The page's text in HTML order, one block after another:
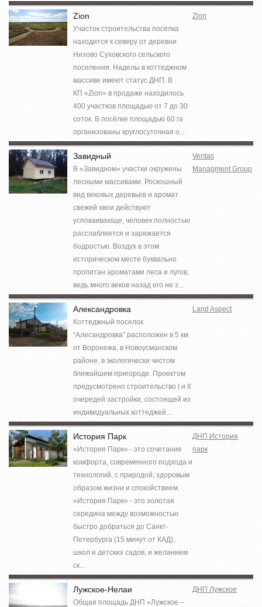
Zion
Участок строительства посёлка
находится к северу от деревни
Низово Суховского сельского
поселения. Наделы в коттеджном
массиве имеют статус ДНП. В
КП «Zion» в продаже находилось
400 участков площадью от 7 до 30
соток. В посёлке площадью 60 га
организованы круглосуточная о...
Zion
Завидный
В «Завидном» участки окружены
лесными массивами. Роскошный
вид вековых деревьев и аромат
свежей хвои действуют
успокаивающе, человек полностью
расслабляется и заряжается
бодростью. Воздух в этом
историческом месте буквально
пропитан ароматами леса и лугов,
ведь много веков назад его не з...
Veritas
Managment Group
Александровка
Коттеджный поселок
“Алесандровка” расположен в 5 км
от Воронежа, в Новоусманском
районе, в экологически чистом
ближайшем пригороде. Проектом
предусмотрено строительство I и II
очередей застройки, состоящей из
индивидуальных коттеджей....
Land Aspect
История Парк
«История Парк» - это сочетание
комфорта, современного подхода и
технологий, с природой, здоровым
образом жизни и спокойствием.
«История Парк» - это золотая
середина между возможностью
быстро добраться до Санкт-
Петербурга (15 минут от КАД),
школ и детских садов, и желанием
ск...
ДНП История
парк
Лужское-Нелаи
Общая площадь ДНП «Лужское –
ДНП Лужское